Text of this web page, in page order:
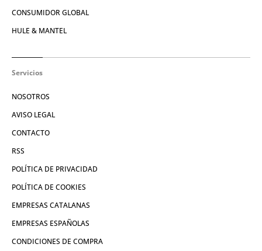
CONSUMIDOR GLOBAL
HULE & MANTEL
Servicios
NOSOTROS
AVISO LEGAL
CONTACTO
RSS
POLÍTICA DE PRIVACIDAD
POLÍTICA DE COOKIES
EMPRESAS CATALANAS
EMPRESAS ESPAÑOLAS
CONDICIONES DE COMPRA